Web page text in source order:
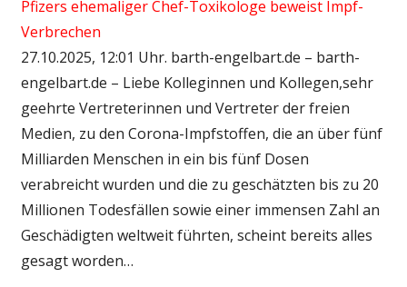
Pfizers ehemaliger Chef-Toxikologe beweist Impf-
Verbrechen
27.10.2025, 12:01 Uhr. barth-engelbart.de – barth-
engelbart.de – Liebe Kolleginnen und Kollegen,sehr
geehrte Vertreterinnen und Vertreter der freien
Medien, zu den Corona-Impfstoffen, die an über fünf
Milliarden Menschen in ein bis fünf Dosen
verabreicht wurden und die zu geschätzten bis zu 20
Millionen Todesfällen sowie einer immensen Zahl an
Geschädigten weltweit führten, scheint bereits alles
gesagt worden…